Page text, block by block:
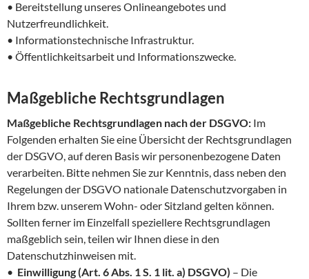
• Bereitstellung unseres Onlineangebotes und
Nutzerfreundlichkeit.
• Informationstechnische Infrastruktur.
• Öffentlichkeitsarbeit und Informationszwecke.
Maßgebliche Rechtsgrundlagen
Maßgebliche Rechtsgrundlagen nach der DSGVO: Im
Folgenden erhalten Sie eine Übersicht der Rechtsgrundlagen
der DSGVO, auf deren Basis wir personenbezogene Daten
verarbeiten. Bitte nehmen Sie zur Kenntnis, dass neben den
Regelungen der DSGVO nationale Datenschutzvorgaben in
Ihrem bzw. unserem Wohn- oder Sitzland gelten können.
Sollten ferner im Einzelfall speziellere Rechtsgrundlagen
maßgeblich sein, teilen wir Ihnen diese in den
Datenschutzhinweisen mit.
• Einwilligung (Art. 6 Abs. 1 S. 1 lit. a) DSGVO) – Die